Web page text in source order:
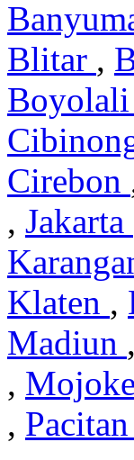
Blitar ,
Boyolali
Cirebon
, Jakarta
Klaten ,
Madiun ,
,
, Pacitan